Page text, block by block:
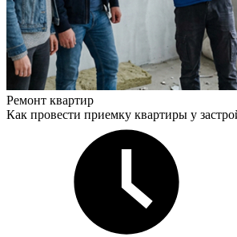
Ремонт квартир
Как провести приемку квартиры у